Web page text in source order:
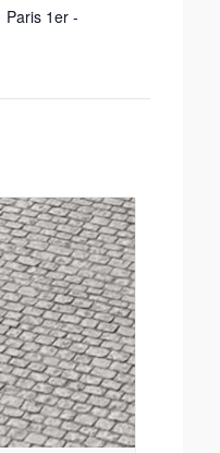
Paris 1er -